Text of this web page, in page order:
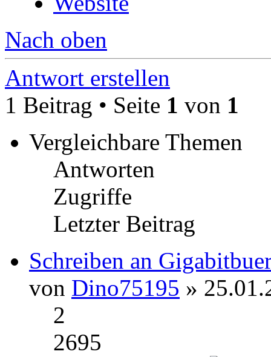
Nach oben
Antwort erstellen
1 Beitrag • Seite 1 von 1
Vergleichbare Themen
Antworten
Zugriffe
Letzter Beitrag
Schreiben an
von Dino75195 »
2
2695